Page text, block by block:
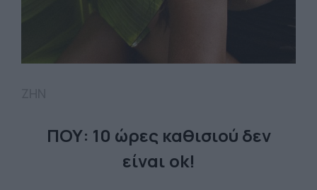
ΠΟΥ: 10 ώρες καθισιού δεν
είναι ok!